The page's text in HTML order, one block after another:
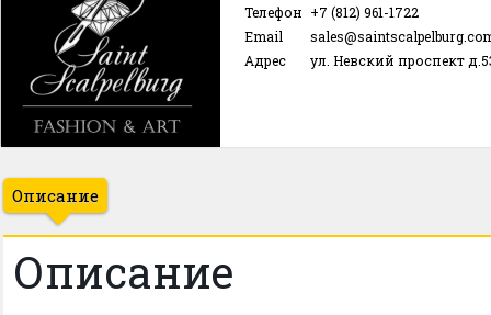
Телефон +7 (812) 961-1722
Email
Адрес
ул. Невский проспект
Описание
Описание